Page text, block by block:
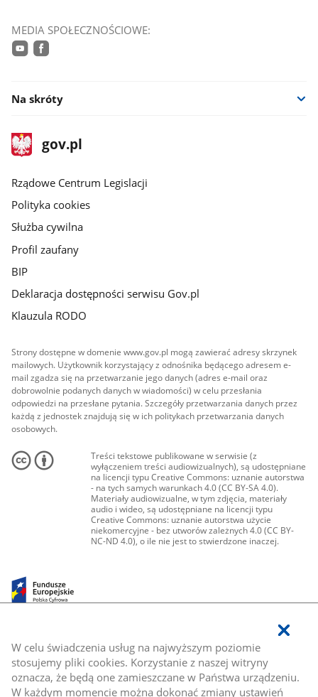
W celu świadczenia usług na najwyższym poziomie
stosujemy pliki cookies. Korzystanie z naszej witryny
oznacza, że będą one zamieszczane w Państwa urządzeniu.
W każdym momencie można dokonać zmiany ustawień
MEDIA SPOŁECZNOŚCIOWE:
Na skróty
stopka
gov.plStrona
gov.pl
Rządowe Centrum Legislacji
Polityka cookies
Służba cywilna
Profil zaufany
BIP
Deklaracja dostępności serwisu Gov.pl
Klauzula RODO
Strony dostępne w domenie www.gov.pl mogą zawierać adresy skrzynek
mailowych. Użytkownik korzystający z odnośnika będącego adresem e-
mail zgadza się na przetwarzanie jego danych (adres e-mail oraz
dobrowolnie podanych danych w wiadomości) w celu przesłania
odpowiedzi na przesłane pytania. Szczegóły przetwarzania danych przez
każdą z jednostek znajdują się w ich politykach przetwarzania danych
osobowych.
Treści tekstowe publikowane w serwisie (z
wyłączeniem treści audiowizualnych), są udostępniane
na licencji typu Creative Commons: uznanie autorstwa
- na tych samych warunkach 4.0 (CC BY-SA 4.0).
Materiały audiowizualne, w tym zdjęcia, materiały
audio i wideo, są udostępniane na licencji typu
Creative Commons: uznanie autorstwa użycie
niekomercyjne - bez utworów zależnych 4.0 (CC BY-
NC-ND 4.0), o ile nie jest to stwierdzone inaczej.